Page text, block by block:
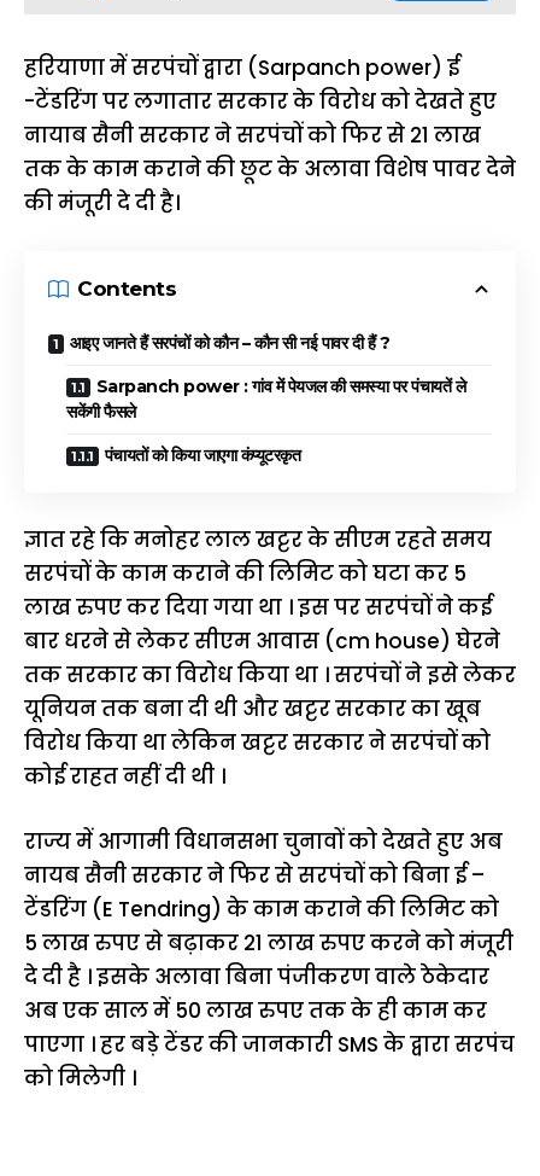
हरियाणा में सरपंचों द्वारा (Sarpanch power) ई
-टेंडरिंग पर लगातार सरकार के विरोध को देखते हुए
नायाब सैनी सरकार ने सरपंचों को फिर से 21 लाख
तक के काम कराने की छूट के अलावा विशेष पावर देने
की मंजूरी दे दी है।
Contents
आइए जानते हैं सरपंचों को कौन – कौन सी नई पावर दी हैं ?
Sarpanch power : गांव में पेयजल की समस्या पर पंचायतें ले
सकेंगी फैसले
पंचायतों को किया जाएगा कंप्यूटरकृत
ज्ञात रहे कि मनोहर लाल खट्टर के सीएम रहते समय
सरपंचों के काम कराने की लिमिट को घटा कर 5
लाख रुपए कर दिया गया था । इस पर सरपंचों ने कई
बार धरने से लेकर सीएम आवास (cm house) घेरने
तक सरकार का विरोध किया था । सरपंचों ने इसे लेकर
यूनियन तक बना दी थी और खट्टर सरकार का खूब
विरोध किया था लेकिन खट्टर सरकार ने सरपंचों को
कोई राहत नहीं दी थी ।
राज्य में आगामी विधानसभा चुनावों को देखते हुए अब
नायब सैनी सरकार ने फिर से सरपंचों को बिना ई –
टेंडरिंग (E Tendring) के काम कराने की लिमिट को
5 लाख रुपए से बढ़ाकर 21 लाख रुपए करने को मंजूरी
दे दी है । इसके अलावा बिना पंजीकरण वाले ठेकेदार
अब एक साल में 50 लाख रुपए तक के ही काम कर
पाएगा । हर बड़े टेंडर की जानकारी SMS के द्वारा सरपंच
को मिलेगी ।